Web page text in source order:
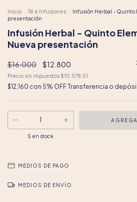
Inicio Té e Infusiones
Infusión Herbal - Quinto
presentación
Infusión Herbal - Quinto
Nueva presentación
$16.000 $12.800
Precio sin impuestos $10.578,51
$12.160 con 5% OFF Transferencia o
5 en stock
MEDIOS DE PAGO
MEDIOS DE ENVÍO